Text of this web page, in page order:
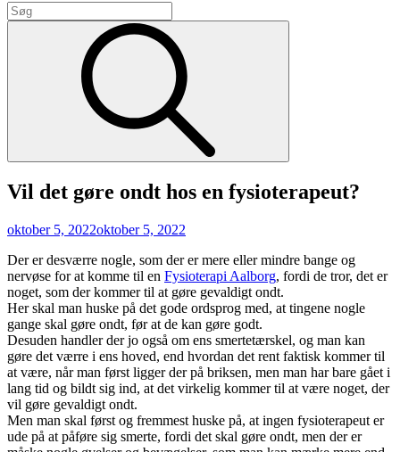
Search
for:
Vil det gøre ondt hos en fysioterapeut?
Posted
oktober 5, 2022oktober 5, 2022
Der er desværre nogle, som der er mere eller mindre bange og
nervøse for at komme til en Fysioterapi Aalborg, fordi de tror, det er
noget, som der kommer til at gøre gevaldigt ondt.
Her skal man huske på det gode ordsprog med, at tingene nogle
gange skal gøre ondt, før at de kan gøre godt.
Desuden handler der jo også om ens smertetærskel, og man kan
gøre det værre i ens hoved, end hvordan det rent faktisk kommer til
at være, når man først ligger der på briksen, men man har bare gået i
lang tid og bildt sig ind, at det virkelig kommer til at være noget, der
vil gøre gevaldigt ondt.
Men man skal først og fremmest huske på, at ingen fysioterapeut er
ude på at påføre sig smerte, fordi det skal gøre ondt, men der er